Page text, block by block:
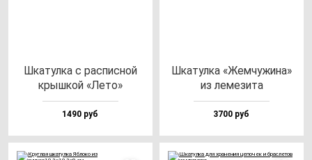
Шка­тул­ка с рас­пис­ной
крыш­кой «Лето»
1490 руб
Шка­тул­ка «Жем­чу­жи­на»
из ле­ме­зи­та
3700 руб